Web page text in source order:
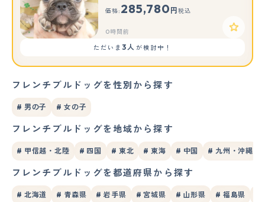
価格: 285,780 円 税込
0時間前
ただいま3人 が検討中！
フレンチブルドッグを性別から探す
# 男の子 # 女の子
フレンチブルドッグを地域から探す
# 甲信越・北陸 # 四国 # 東北 # 東海 # 中国 # 九州・沖縄
フレンチブルドッグを都道府県から探す
# 北海道 # 青森県 # 岩手県 # 宮城県 # 山形県 # 福島県